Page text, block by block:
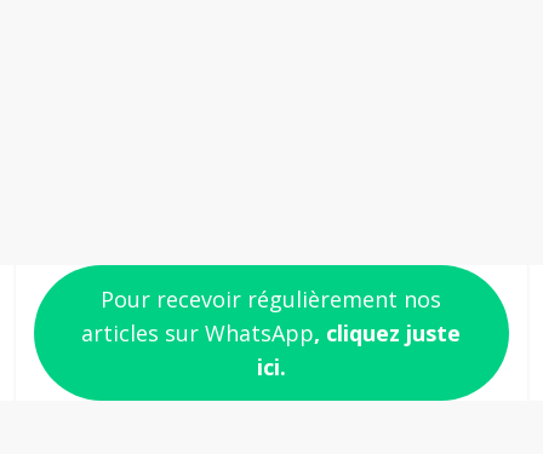
Pour recevoir régulièrement nos
articles sur WhatsApp, cliquez juste
ici.